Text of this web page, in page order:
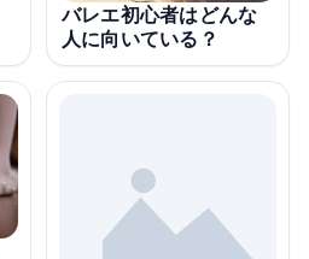
バレエ初心者はどんな
人に向いている？